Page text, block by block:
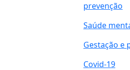
prevenção
Saúde
Gestação e
Covid-19